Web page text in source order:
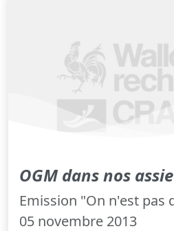
OGM dans nos
Emission "On n'est pas
05 novembre 2013